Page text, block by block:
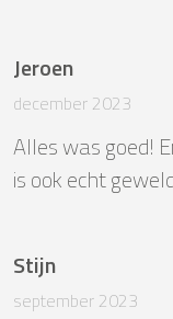
Jeroen
december 2023
Alles was goed!
is ook echt
Stijn
september 2023